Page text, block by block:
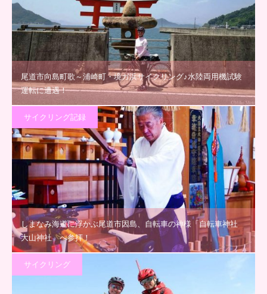
尾道市向島町歌～浦崎町・境ガ浜サイクリング♪水陸両用機試験
運転に遭遇！
サイクリング記録
しまなみ海道に浮かぶ尾道市因島、自転車の神様「自転車神社
大山神社」へ参拝！
サイクリング